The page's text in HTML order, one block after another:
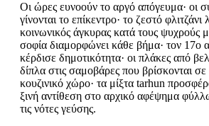
Οι ώρες ευνοούν το αργό απόγευμα· οι
γίνονται το επίκεντρο· το ζεστό φλιτζάνι
κοινωνικός άγκυρας κατά τους ψυχρούς
σοφία διαμορφώνει κάθε βήμα· τον 17ο
κέρδισε δημοτικότητα· οι πλάκες από
δίπλα στις σαμοβάρες που βρίσκονται
κουζινικό χώρο· τα μίξτα tarhun
ξινή αντίθεση στο αρχικό αφέψημα
τις νότες γεύσης.